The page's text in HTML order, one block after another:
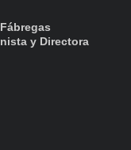
y Directora